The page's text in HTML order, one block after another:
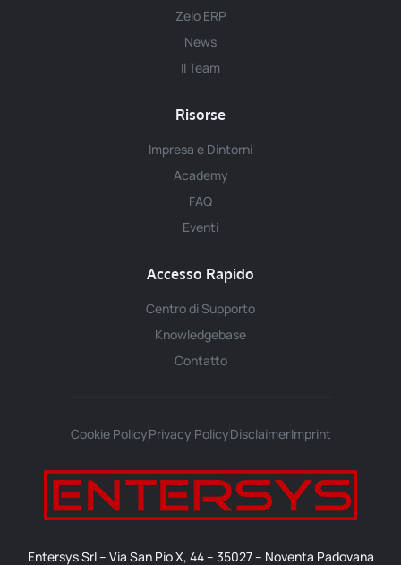
Zelo ERP
News
Il Team
Risorse
Impresa e Dintorni
Academy
FAQ
Eventi
Accesso Rapido
Centro di Supporto
Knowledgebase
Contatto
Entersys Srl – Via San Pio X, 44 – 35027 – Noventa Padovana
Cookie PolicyPrivacy PolicyDisclaimerImprint